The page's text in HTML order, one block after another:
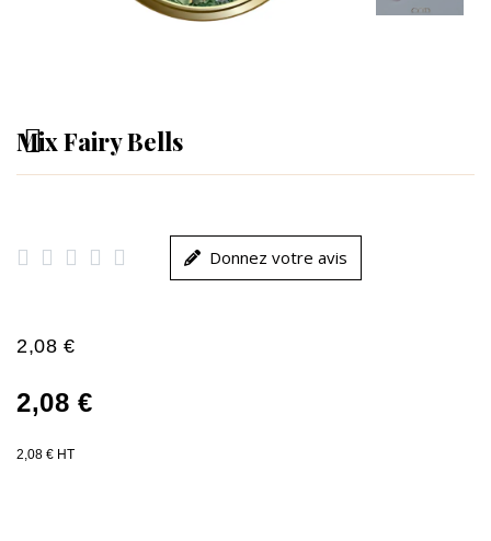
Mix Fairy Bells
     Donnez votre avis
2,08 €
2,08 €
2,08 € HT